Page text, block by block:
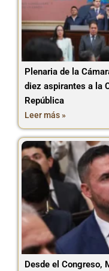
Plenaria de la
diez aspirantes a la
República
Leer más »
Desde el Congreso,